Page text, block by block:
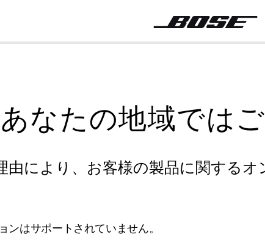
なたの地域では
由により、お客様の製品に関するオ
ンはサポートされていません。